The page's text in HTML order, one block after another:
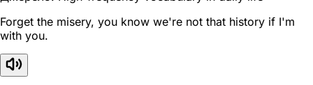
Forget the misery, you know we're not that history if I'm
with you.